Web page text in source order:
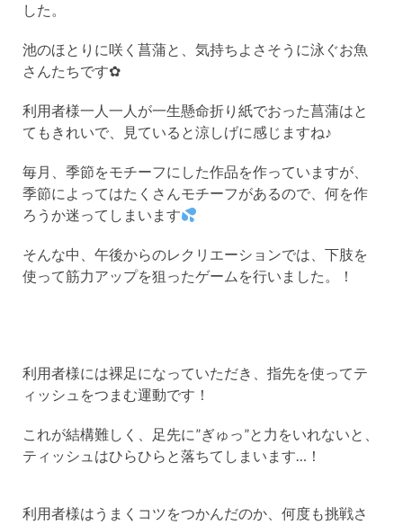
した。
池のほとりに咲く菖蒲と、気持ちよさそうに泳ぐお魚
さんたちです✿
利用者様一人一人が一生懸命折り紙でおった菖蒲はと
てもきれいで、見ていると涼しげに感じますね♪
毎月、季節をモチーフにした作品を作っていますが、
季節によってはたくさんモチーフがあるので、何を作
ろうか迷ってしまいます
そんな中、午後からのレクリエーションでは、下肢を
使って筋力アップを狙ったゲームを行いました。！
利用者様には裸足になっていただき、指先を使ってテ
ィッシュをつまむ運動です！
これが結構難しく、足先に”ぎゅっ”と力をいれないと、
ティッシュはひらひらと落ちてしまいます…！
利用者様はうまくコツをつかんだのか、何度も挑戦さ